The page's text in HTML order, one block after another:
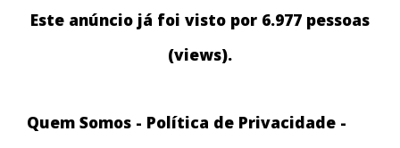
LAVAGEM DE ALTA PRESSÃO DE ALSFALTO E CALÇADA
ABASTECIMENTO EMERGENCIAL
Este anúncio já foi visto por 6.977 pessoas
(views).
Quem Somos - Política de Privacidade -